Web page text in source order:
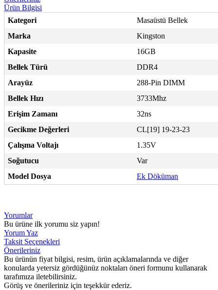
Ürün Bilgisi
Kategori
Masaüstü Bellek
Marka
Kingston
Kapasite
16GB
Bellek Türü
DDR4
Arayüz
288-Pin DIMM
Bellek Hızı
3733Mhz
Erişim Zamanı
32ns
Gecikme Değerleri
CL[19] 19-23-23
Çalışma Voltajı
1.35V
Soğutucu
Var
Model Dosya
Ek Döküman
Yorumlar
Bu ürüne ilk yorumu siz yapın!
Yorum Yaz
Taksit Seçenekleri
Önerileriniz
Bu ürünün fiyat bilgisi, resim, ürün açıklamalarında ve diğer
konularda yetersiz gördüğünüz noktaları öneri formunu kullanarak
tarafımıza iletebilirsiniz.
Görüş ve önerileriniz için teşekkür ederiz.